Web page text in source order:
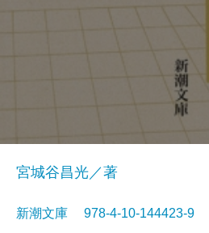
宮城谷昌光／著
新潮文庫 978-4-10-144423-